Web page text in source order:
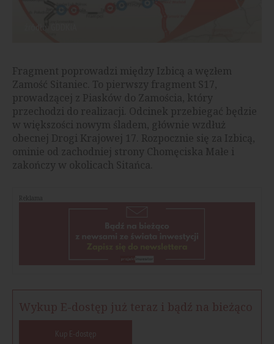
Fragment poprowadzi między Izbicą a węzłem
Zamość Sitaniec. To pierwszy fragment S17,
prowadzącej z Piasków do Zamościa, który
przechodzi do realizacji. Odcinek przebiegać będzie
w większości nowym śladem, głównie wzdłuż
obecnej Drogi Krajowej 17. Rozpocznie się za Izbicą,
ominie od zachodniej strony Chomęciska Małe i
zakończy w okolicach Sitańca.
Reklama
Wykup E-dostęp już teraz i bądź na bieżąco
Kup E-dostęp